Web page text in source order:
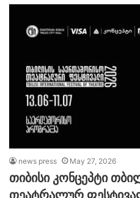
news press May 27, 2026
თიბისი კონცეპტი